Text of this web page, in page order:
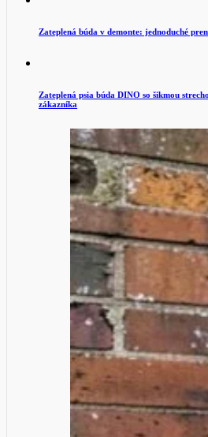
Zateplená búda v demonte: jednoduché
Zateplená psia búda DINO so šikmou
zákazníka